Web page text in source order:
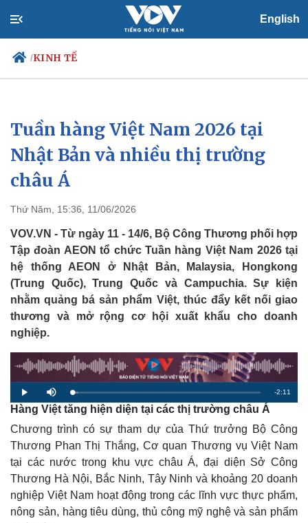
English
/KINH TẾ
Chính trị
Đảng
Tổ chức nhân sự
Quốc hội
Xã hội
Tin 24h
Dự báo thời tiết
Tuần hàng Việt Nam 2026 tại
Nhật Bản và nhiều thị trường
châu Á
Thứ Năm, 15:36, 11/06/2026
VOV.VN - Từ ngày 11 - 14/6, Bộ Công Thương phối hợp
Tập đoàn AEON tổ chức Tuần hàng Việt Nam 2026 tại
hệ thống AEON ở Nhật Bản, Malaysia, Hongkong
(Trung Quốc), Trung Quốc và Campuchia. Sự kiện
nhằm quảng bá sản phẩm Việt, thúc đẩy kết nối giao
thương và mở rộng cơ hội xuất khẩu cho doanh
nghiệp.
P
l
a
M
u
t
e
L
o
a
d
d
3
.
1
R
m
i
n
i
-2:11
Hàng Việt tăng hiện diện tại các thị trường châu Á
Chương trình có sự tham dự của Thứ trưởng Bộ Công
Thương Phan Thị Thắng, Cơ quan Thương vụ Việt Nam
tại các nước trong khu vực châu Á, đại diện Sở Công
Thương Hà Nội, Bắc Ninh, Tây Ninh và khoảng 20 doanh
nghiệp Việt Nam hoạt động trong các lĩnh vực thực phẩm,
nông sản, hàng tiêu dùng, thủ công mỹ nghệ và sản phẩm